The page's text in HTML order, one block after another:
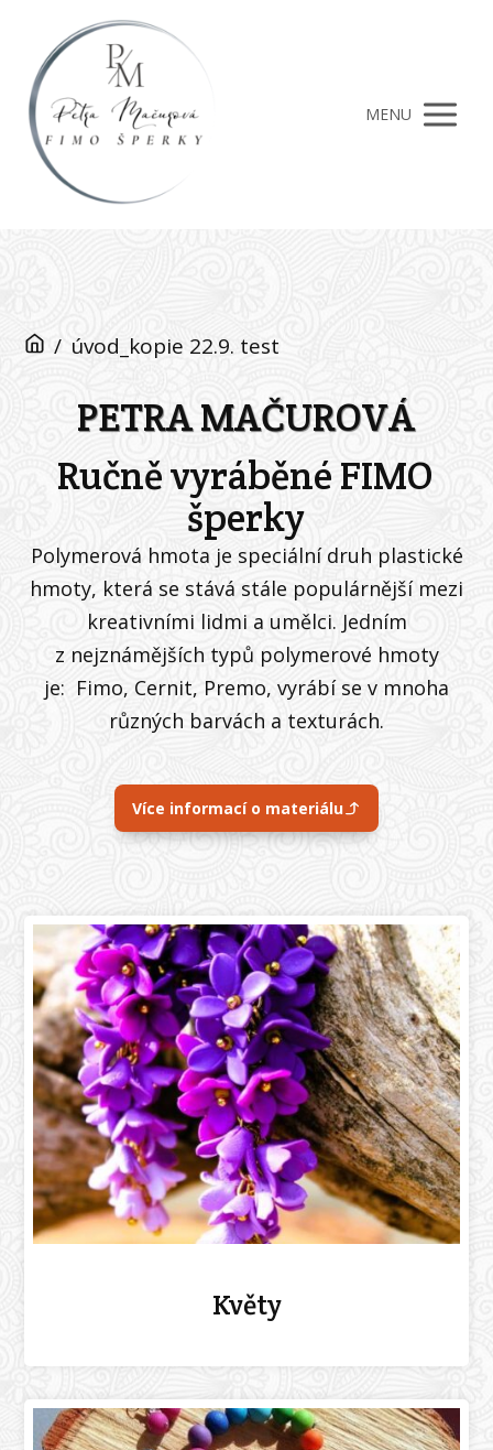
MENU
/ úvod_kopie 22.9. test
PETRA MAČUROVÁ
Ručně vyráběné FIMO
šperky
Polymerová hmota je speciální druh plastické
hmoty, která se stává stále populárnější mezi
kreativními lidmi a umělci. Jedním
z nejznámějších typů polymerové hmoty
je: Fimo, Cernit, Premo, vyrábí se v mnoha
různých barvách a texturách.
Více informací o materiálu
Květy